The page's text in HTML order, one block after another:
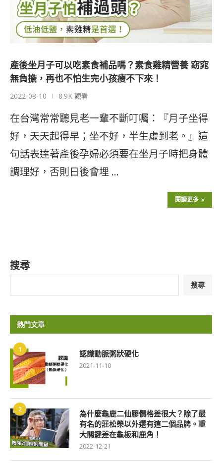
產後坐月子可以吃素食補品嗎？素食雞精營養 窈窕
無負擔，再也不怕生完小孩瘦不下來！
2022-08-10 8.9K 觀看
在台灣常常聽見老一輩不斷叮囑：『月子坐得
好，天天起得早；坐不好，半生虛到老。』這
句話表達著產後孕婦必須要在坐月子時把身體
調理好，否則日後會埋 …
閱讀更多
搜尋
搜尋
熱門文章
1 認識動脈粥狀硬化
2021-11-10
2
為什麼龜鹿二仙膠價格差很大？除了最
有名的莊松榮以外還有這二個品牌。重
大關鍵差在龜板和鹿角！
2022-12-21